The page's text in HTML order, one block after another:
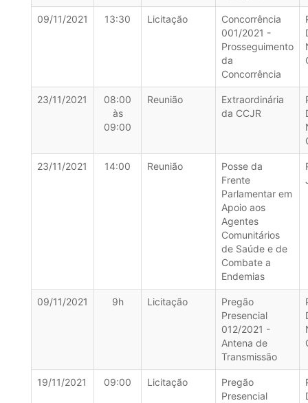
09/11/2021 13:30 Licitação
Concorrência
001/2021 -
Prosseguimento
da
Concorrência
23/11/2021
08:00
às
09:00
Reunião
Extraordinária
da CCJR
23/11/2021 14:00 Reunião
Posse da
Frente
Parlamentar em
Apoio aos
Agentes
Comunitários
de Saúde e de
Combate a
Endemias
09/11/2021 9h Licitação
Pregão
Presencial
012/2021 -
Antena de
Transmissão
19/11/2021 09:00 Licitação
Pregão
Presencial